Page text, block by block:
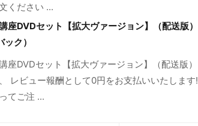
ください ...
座DVDセット【拡大ヴァージョン】（配送版
ク）
座DVDセット【拡大ヴァージョン】（配送版
レビュー報酬として0円をお支払いいたしま
てご注 ...